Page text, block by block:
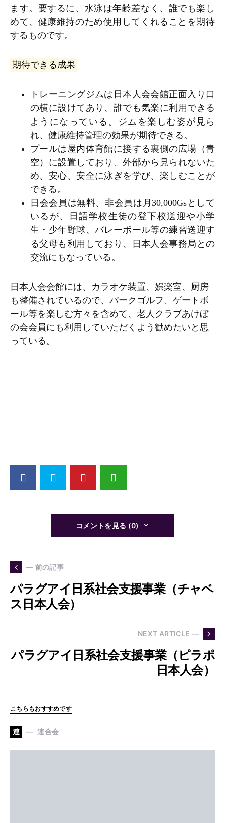
ます。要するに、水泳は年齢差なく、誰でも楽し
めて、健康維持のため使用してくれることを期待
するものです。
期待できる成果
トレーニングジムは日本人会会館正面入り口
の横に設けてあり、誰でも気楽に利用できる
ようになっている。ジムを楽しむ姿が見ら
れ、健康維持管理の効果が期待できる。
プールは屋内体育館に接する裏側の広場（青
空）に設置しており、外部から見られないた
め、安心、安全に泳ぎを学び、楽しむことが
できる。
日会会員は無料、非会員は月30,000Gsとして
いるが、日語学校生徒の登下校送迎や小学
生・少年野球、バレーボール等の練習送迎す
る父母も利用しており、日本人会事務局との
交流にもなっている。
日本人会会館には、カラオケ装置、娯楽室、厨房
も整備されているので、パークゴルフ、ゲートボ
ール等を楽しむ方々を含めて、老人クラブあけぼ
の会会員にも利用していただくよう勧めたいと思
っている。
コメントを見る (0)
— 前の記事
パラグアイ日系社会支援事業（チャベ
ス日本人会）
NEXT ARTICLE —
パラグアイ日系社会支援事業（ピラポ
日本人会）
こちらもおすすめです
連 連合会